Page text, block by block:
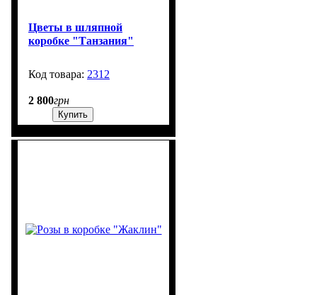
Цветы в шляпной
коробке "Танзания"
2312
2 800грн
Купить